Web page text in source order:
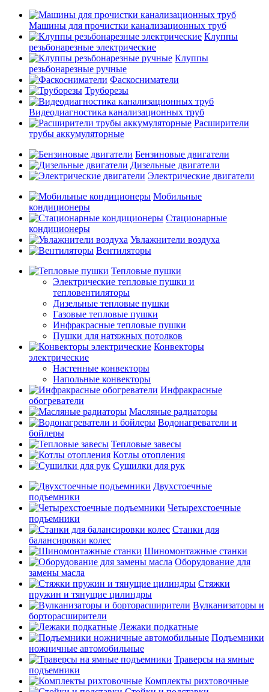
Машины для прочистки канализационных труб
Клуппы
резьбонарезные электрические
Клуппы
резьбонарезные ручные
Фаскосниматели
Труборезы
Видеодиагностика канализационных труб
Расширители
трубы аккумуляторные
Бензиновые двигатели
Дизельные двигатели
Электрические двигатели
Мобильные
кондиционеры
Стационарные
кондиционеры
Увлажнители воздуха
Вентиляторы
Тепловые пушки
Электрические тепловые пушки и
тепловентиляторы
Дизельные тепловые пушки
Газовые тепловые пушки
Инфракрасные тепловые пушки
Пушки для натяжных потолков
Конвекторы
электрические
Настенные конвекторы
Напольные конвекторы
Инфракрасные
обогреватели
Масляные радиаторы
Водонагреватели и
бойлеры
Тепловые завесы
Котлы отопления
Сушилки для рук
Двухстоечные
подъемники
Четырехстоечные
подъемники
Станки для
балансировки колес
Шиномонтажные станки
Оборудование для
замены масла
Стяжки
пружин и тянущие цилиндры
Вулканизаторы и
борторасширители
Лежаки подкатные
Подъемники
ножничные автомобильные
Траверсы на ямные
подъемники
Комплекты рихтовочные